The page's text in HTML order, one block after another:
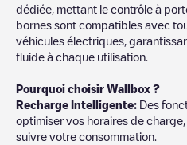
dédiée, mettant le contrôle à
bornes sont compatibles avec
véhicules électriques,
fluide à chaque utilisation.
Pourquoi choisir Wallbox ?
Recharge Intelligente: Des
optimiser vos horaires de
suivre votre consommation.